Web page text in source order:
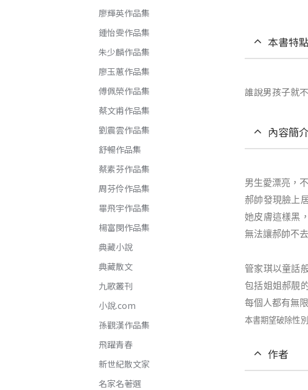
本書特
誰說男孩子就
內容簡
男生愛漂亮，
郝帥發現臉上
她皮膚這樣黑
無法讓郝帥不
管家琪以童話
包括姐姐郝靚
每個人都有無
本書期望破除性
作者
廖輝英作品集
鍾怡雯作品集
朱少麟作品集
廖玉蕙作品集
傅佩榮作品集
蔡文甫作品集
劉震雲作品集
舒暢作品集
蔡素芬作品集
周芬伶作品集
畢飛宇作品集
楊富閔作品集
典藏小說
典藏散文
九歌叢刊
小說.com
孫觀漢作品集
飛躍青春
新世紀散文家
名家名著選